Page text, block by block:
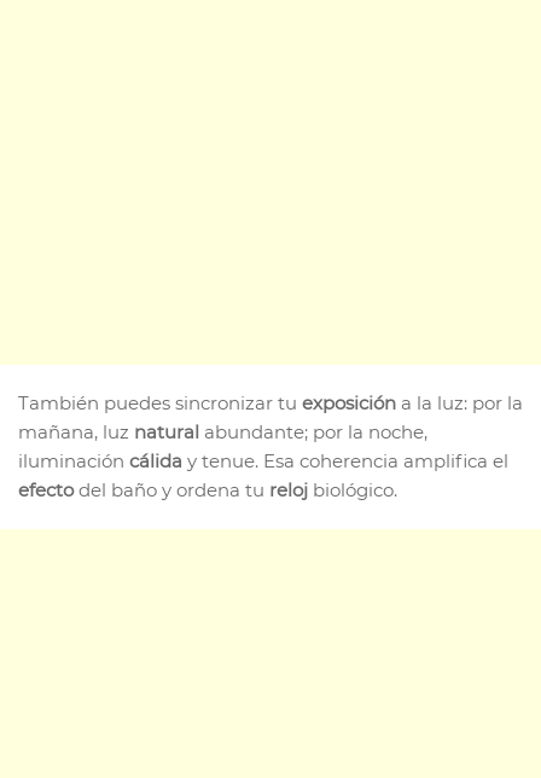
También puedes sincronizar tu exposición a la luz: por la
mañana, luz natural abundante; por la noche,
iluminación cálida y tenue. Esa coherencia amplifica el
efectodel baño y ordena tu reloj biológico.